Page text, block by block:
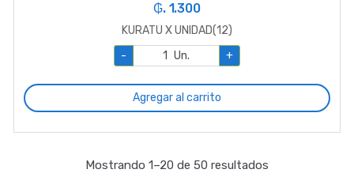
₲. 1.300
KURATU X UNIDAD(12)
-
Un. +
Agregar al carrito
Mostrando 1–20 de 50 resultados